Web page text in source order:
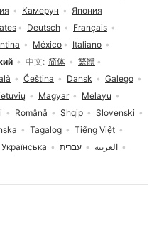
Deutsch
Français
México
Italiano
中文 简体
繁體
Čeština Dansk
Galego
Magyar
Melayu
Română Shqip
Slovenski
Tagalog
Tiếng Việt
Українська עברית
العربية
Камерун Япония